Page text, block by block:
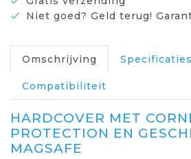
Niet goed? Geld terug!
Omschrijving Specificaties
Compatibiliteit
HARDCOVER MET
PROTECTION EN
MAGSAFE